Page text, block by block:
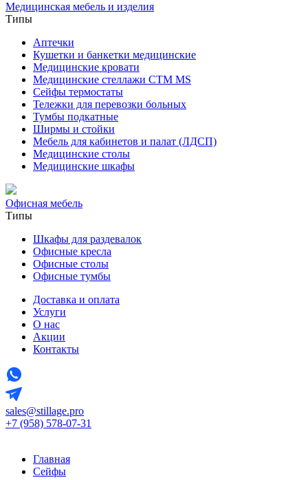
Медицинская мебель и изделия
Типы
Аптечки
Кушетки и банкетки медицинские
Медицинские кровати
Медицинские стеллажи CTM MS
Сейфы термостаты
Тележки для перевозки больных
Тумбы подкатные
Ширмы и стойки
Мебель для кабинетов и палат (ЛДСП)
Медицинские столы
Медицинские шкафы
Офисная мебель
Типы
Шкафы для раздевалок
Офисные кресла
Офисные столы
Офисные тумбы
Доставка и оплата
Услуги
О нас
Акции
Контакты
sales@stillage.pro
+7 (958) 578-07-31
Главная
Сейфы